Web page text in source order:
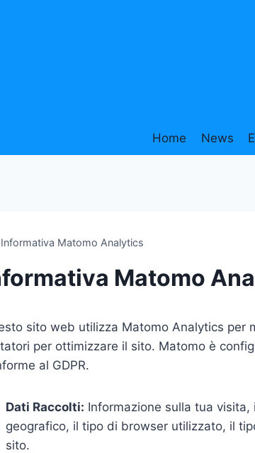
Home News
Informativa Matomo Analytics
Matomo
sito web utilizza Matomo Analytics per
per ottimizzare il sito. Matomo è
al GDPR.
Dati Raccolti: Informazione sulla tua visita,
geografico, il tipo di browser utilizzato, il
sito.